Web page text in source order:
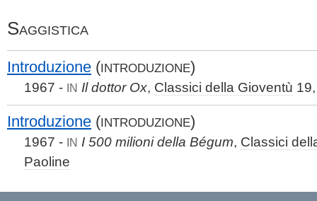
Saggistica
Introduzione (INTRODUZIONE)
1967 - IN Il dottor Ox, Classici della Gioventù
Introduzione (INTRODUZIONE)
1967 - IN I 500 milioni della Bégum, Classici
Paoline